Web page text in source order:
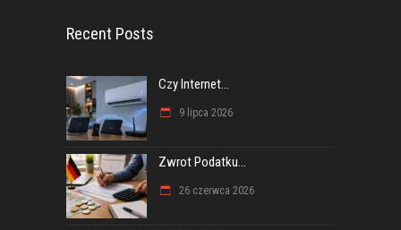
Recent Posts
Czy Internet...
9 lipca 2026
Zwrot Podatku...
26 czerwca 2026